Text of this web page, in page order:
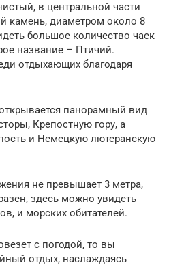
в центральной части
камень, диаметром около 8
большое количество чаек
название – Птичий.
отдыхающих благодаря
панорамный вид
Крепостную гору, а
и Немецкую лютеранскую
не превышает 3 метра,
здесь можно увидеть
и морских обитателей.
с погодой, то вы
отдых, наслаждаясь